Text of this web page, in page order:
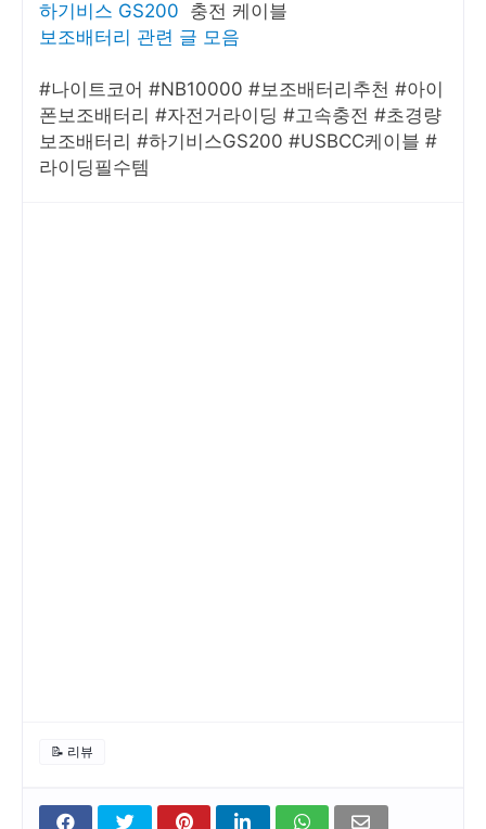
하기비스 GS200 충전 케이블
보조배터리 관련 글 모음
#나이트코어 #NB10000 #보조배터리추천 #아이
폰보조배터리 #자전거라이딩 #고속충전 #초경량
보조배터리 #하기비스GS200 #USBCC케이블 #
라이딩필수템
📝 리뷰